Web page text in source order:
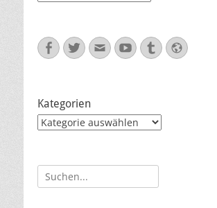
Facebook
Twitter
E-
Mail
YouTube
Tumblr
Kategorien
Kategorien
Suche
nach: